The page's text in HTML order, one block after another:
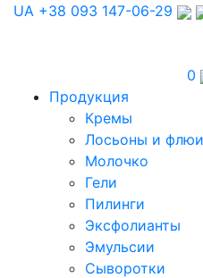
UA +38 093 147-06-29
0
Продукция
Кремы
Лосьоны и
Молочко
Гели
Пилинги
Эксфолианты
Эмульсии
Сыворотки